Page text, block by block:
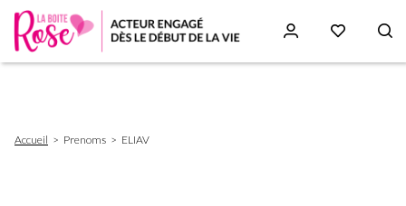
d'Ariane
Accueil Prenoms ELIAV